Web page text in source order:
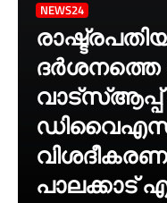
NEWS24
ദർശനത്തെ
വാട്‌സ്ആപ്പ്
പാലക്കാട്